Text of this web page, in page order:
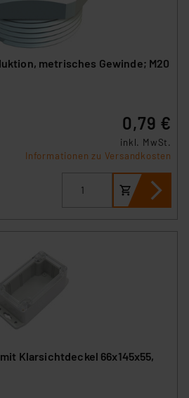
metrisches Gewinde; M20
0,79 €
inkl. MwSt.
Informationen zu Versandkosten
Klarsichtdeckel 66x145x55,